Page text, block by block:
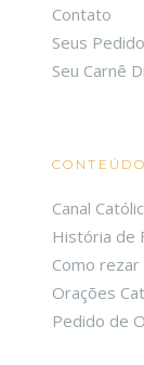
Contato
Seus
Seu Carnê
Canal
História de
Como
Orações
Pedido de